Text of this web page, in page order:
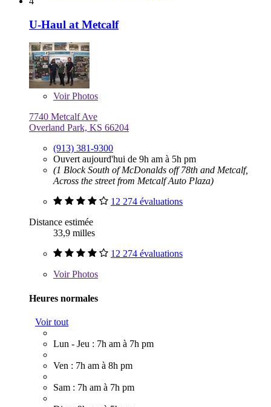
U-Haul at Metcalf
VoirPhotos
7740 Metcalf Ave
Overland Park, KS 66204
(913) 381-9300
Ouvert aujourd'hui de 9h am à 5h pm
(1 Block South of McDonalds off 78th and Metcalf,
Across the street from Metcalf Auto Plaza)
12 274 évaluations
Distance estimée
33,9 milles
12 274 évaluations
VoirPhotos
Heures normales
Voir tout
Lun - Jeu : 7h am à 7h pm
Ven : 7h am à 8h pm
Sam : 7h am à 7h pm